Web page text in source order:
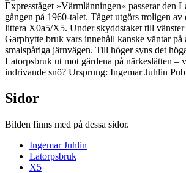
Expresståget »Värmlänningen« passerar den
gången på 1960-talet. Tåget utgörs troligen
littera X0a5/X5. Under skyddstaket till
Garphytte bruk vars innehåll kanske väntar på
smalspåriga järnvägen. Till höger syns det
Latorpsbruk ut mot gärdena på närkeslätten –
indrivande snö? Ursprung: Ingemar Juhlin
Sidor
Bilden finns med på dessa sidor.
Ingemar Juhlin
Latorpsbruk
X5